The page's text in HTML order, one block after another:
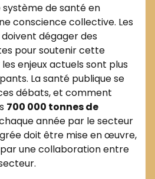
de santé en
conscience collective. Les
dégager des
pour soutenir cette
enjeux actuels sont plus
La santé publique se
débats, et comment
700 000 tonnes de
année par le secteur
doit être mise en œuvre,
une collaboration entre